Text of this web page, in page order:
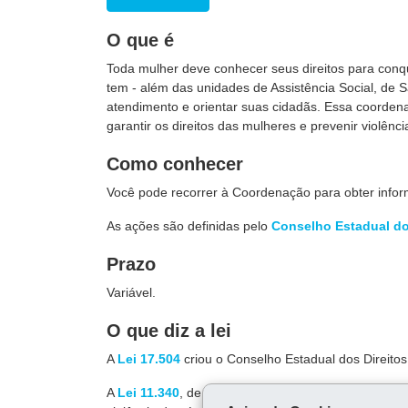
O que é
Toda mulher deve conhecer seus direitos para
tem - além das unidades de Assistência Social, de
atendimento e orientar suas cidadãs. Essa
garantir os direitos das mulheres e prevenir
Como conhecer
Você pode recorrer à Coordenação para obter
As ações são definidas pelo Conselho Estadual
Prazo
Variável.
O que diz a lei
A Lei 17.504 criou o Conselho Estadual dos
A Lei 11.340 , de 7 de agosto de 2006, mais